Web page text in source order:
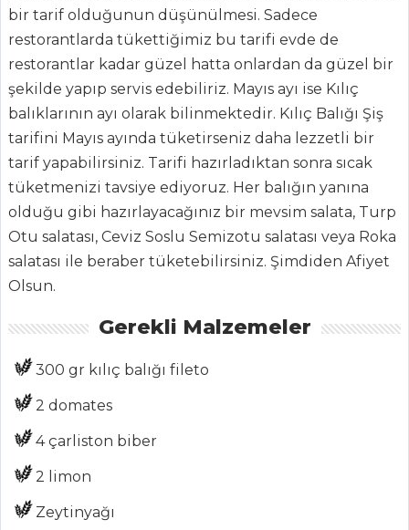
ANASAYFA
BLOG
Aktüel
Chefs
Haber
MENÜLER
Tüm
Kategoriler
HAMUR İŞLERI
bir tarif olduğunun düşünülmesi. Sadece
restorantlarda tükettiğimiz bu tarifi evde de
restorantlar kadar güzel hatta onlardan da güzel bir
şekilde yapıp servis edebiliriz. Mayıs ayı ise Kılıç
balıklarının ayı olarak bilinmektedir. Kılıç Balığı Şiş
tarifini Mayıs ayında tüketirseniz daha lezzetli bir
tarif yapabilirsiniz. Tarifi hazırladıktan sonra sıcak
tüketmenizi tavsiye ediyoruz. Her balığın yanına
olduğu gibi hazırlayacağınız bir mevsim salata, Turp
Otu salatası, Ceviz Soslu Semizotu salatası veya Roka
salatası ile beraber tüketebilirsiniz. Şimdiden Afiyet
Olsun.
Gerekli Malzemeler
300 gr kılıç balığı fileto
2 domates
4 çarliston biber
2 limon
Zeytinyağı